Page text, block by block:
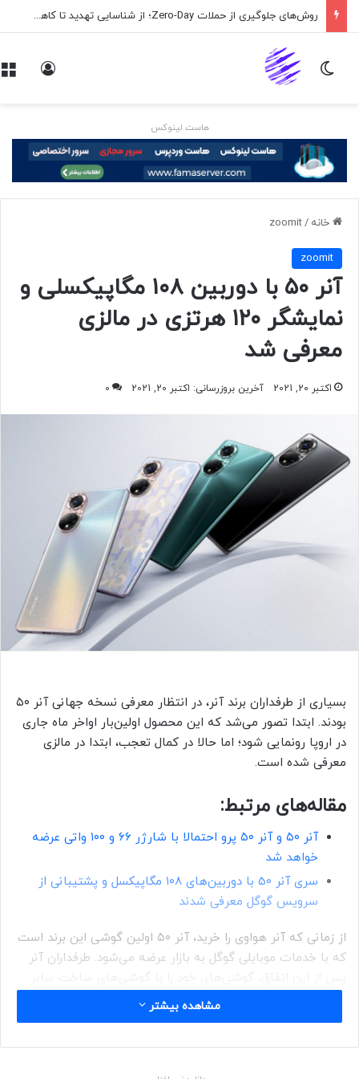
روش‌های جلوگیری از حملات Zero-Day؛ از شناسایی تهدید تا کاهش ریسک
تغییر پوسته
هاست لینوکس
خانه /
zoomit
zoomit
آنر ۵۰ با دوربین ۱۰۸ مگاپیکسلی و
نمایشگر ۱۲۰ هرتزی در مالزی
معرفی شد
اکتبر 20, 2021 آخرین بروزرسانی: اکتبر 20, 2021 0
بسیاری از طرفداران برند آنر، در انتظار معرفی نسخه جهانی آنر ۵۰
بودند. ابتدا تصور می‌شد که این محصول اولین‌بار اواخر ماه جاری
در اروپا رونمایی شود؛ اما حالا در کمال تعجب، ابتدا در مالزی
معرفی شده است.
مقاله‌های مرتبط:
آنر ۵۰ و آنر ۵۰ پرو احتمالا با شارژر ۶۶ و ۱۰۰ واتی عرضه
خواهد شد
سری آنر 50 با دوربین‌های ۱۰۸ مگاپیکسل و پشتیبانی از
سرویس گوگل معرفی شدند
از زمانی که آنر هواوی را خرید، آنر ۵۰ اولین گوشی این برند است
که با خدمات موبایلی گوگل به بازار عرضه می‌شود. طرفداران آنر
شرکت‌ها تعویض کردند؛ اما حالا آنان می‌توانند بدون نگرانی از
نبود خدمات گوگل، محصول جدید این برند را بخرند.
مشاهده بیشتر